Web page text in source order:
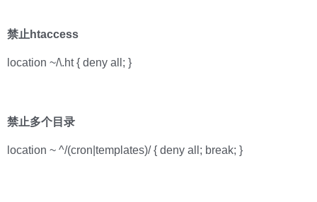
禁止htaccess
location ~/\.ht { deny all; }
禁止多个目录
location ~ ^/(cron|templates)/ { deny all; break; }